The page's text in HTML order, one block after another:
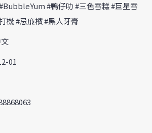
#鴨仔叻 #三色雪糕 #巨星雪
機 #忌廉檳 #黑人牙膏
01